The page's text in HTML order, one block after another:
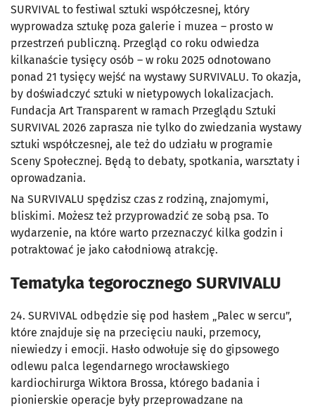
SURVIVAL to festiwal sztuki współczesnej, który
wyprowadza sztukę poza galerie i muzea – prosto w
przestrzeń publiczną. Przegląd co roku odwiedza
kilkanaście tysięcy osób – w roku 2025 odnotowano
ponad 21 tysięcy wejść na wystawy SURVIVALU. To okazja,
by doświadczyć sztuki w nietypowych lokalizacjach.
Fundacja Art Transparent w ramach Przeglądu Sztuki
SURVIVAL 2026 zaprasza nie tylko do zwiedzania wystawy
sztuki współczesnej, ale też do udziału w programie
Sceny Społecznej. Będą to debaty, spotkania, warsztaty i
oprowadzania.
Na SURVIVALU spędzisz czas z rodziną, znajomymi,
bliskimi. Możesz też przyprowadzić ze sobą psa. To
wydarzenie, na które warto przeznaczyć kilka godzin i
potraktować je jako całodniową atrakcję.
Tematyka tegorocznego SURVIVALU
24. SURVIVAL odbędzie się pod hasłem „Palec w sercu”,
które znajduje się na przecięciu nauki, przemocy,
niewiedzy i emocji. Hasło odwołuje się do gipsowego
odlewu palca legendarnego wrocławskiego
kardiochirurga Wiktora Brossa, którego badania i
pionierskie operacje były przeprowadzane na